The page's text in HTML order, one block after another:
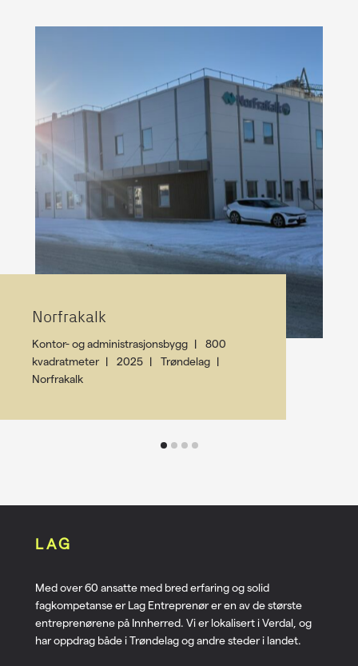
Norfrakalk
Kontor- og administrasjonsbygg
800
kvadratmeter
2025
Trøndelag
Norfrakalk
LAG
Med over 60 ansatte med bred erfaring og solid
fagkompetanse er Lag Entreprenør er en av de største
entreprenørene på Innherred. Vi er lokalisert i Verdal, og
har oppdrag både i Trøndelag og andre steder i landet.